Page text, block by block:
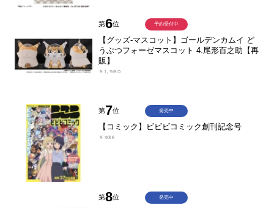
第6位
【グッズ-マスコット】ゴールデンカムイ ど
うぶつフォーゼマスコット 4.尾形百之助【再
販】
￥1,980
予約受付中
第7位
【コミック】ビビビコミック創刊記念号
￥935
発売中
第8位 発売中